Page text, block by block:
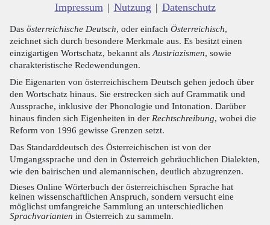
Impressum | Nutzung | Datenschutz
Das österreichische Deutsch, oder einfach Österreichisch,
zeichnet sich durch besondere Merkmale aus. Es besitzt einen
einzigartigen Wortschatz, bekannt als Austriazismen, sowie
charakteristische Redewendungen.
Die Eigenarten von österreichischem Deutsch gehen jedoch über
den Wortschatz hinaus. Sie erstrecken sich auf Grammatik und
Aussprache, inklusive der Phonologie und Intonation. Darüber
hinaus finden sich Eigenheiten in der Rechtschreibung, wobei die
Reform von 1996 gewisse Grenzen setzt.
Das Standarddeutsch des Österreichischen ist von der
Umgangssprache und den in Österreich gebräuchlichen Dialekten,
wie den bairischen und alemannischen, deutlich abzugrenzen.
Dieses Online Wörterbuch der österreichischen Sprache hat
keinen wissenschaftlichen Anspruch, sondern versucht eine
möglichst umfangreiche Sammlung an unterschiedlichen
Sprachvarianten in Österreich zu sammeln.